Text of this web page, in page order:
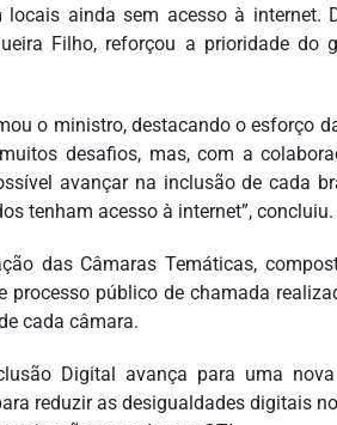
ainda sem acesso à internet.
Filho, reforçou a prioridade do
o ministro, destacando o esforço
desafios, mas, com a
avançar na inclusão de cada
tenham acesso à internet”, concluiu.
das Câmaras Temáticas,
processo público de chamada
cada câmara.
Digital avança para uma
reduzir as desigualdades digitais